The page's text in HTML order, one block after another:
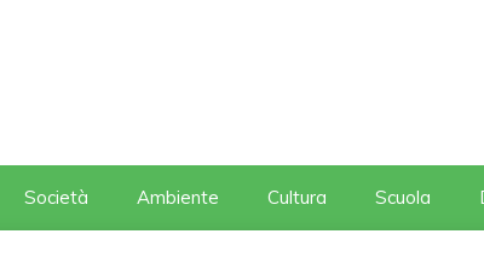
Società Ambiente Cultura Scuola